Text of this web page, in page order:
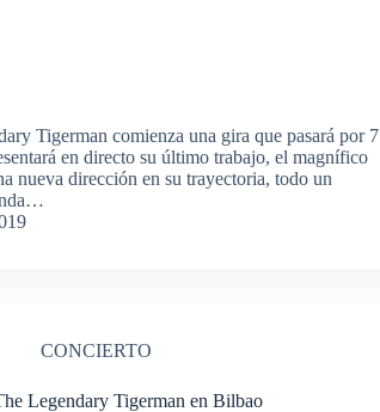
Tigerman comienza una gira que pasará por 7
en directo su último trabajo, el magnífico
nueva dirección en su trayectoria, todo un
CONCIERTO
Legendary Tigerman en Bilbao